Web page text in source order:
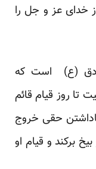
خدای عز و جل را
(ع) است که
تا روز قیام قائم
حقی خروج
برکند و قیام او